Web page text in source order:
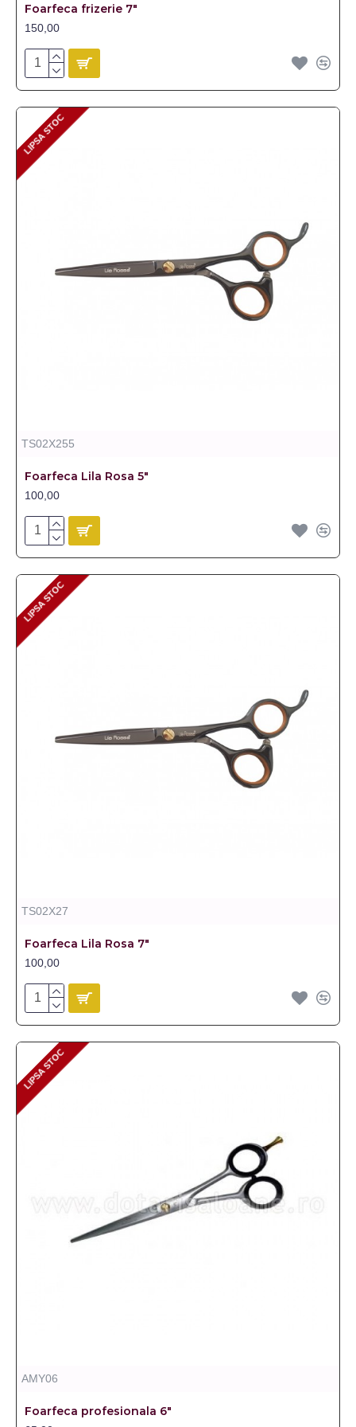
Foarfeca frizerie 7"
150,00
LIPSA STOC
LIPSA STOC
TS02X255
Foarfeca Lila Rosa 5"
100,00
LIPSA STOC
LIPSA STOC
TS02X27
Foarfeca Lila Rosa 7"
100,00
LIPSA STOC
LIPSA STOC
AMY06
Foarfeca profesionala 6"